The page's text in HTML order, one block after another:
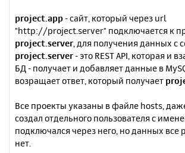
project.app- сайт, который через url
"http://project.server" подключается к
project.server, для получения данных с
project.server- это REST API, которая и
БД - получает и добавляет данные в
возращает ответ, который получает
Все проекты указаны в файле hosts,
создал отдельного пользователя с
подключался через него, но данных все
нет.